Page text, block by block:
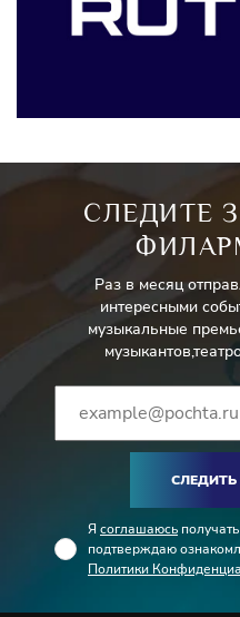
СЛЕДИТЕ
Раз в месяц
интересными
музыкальные
Я соглашаюсь
подтверждаю
Политики